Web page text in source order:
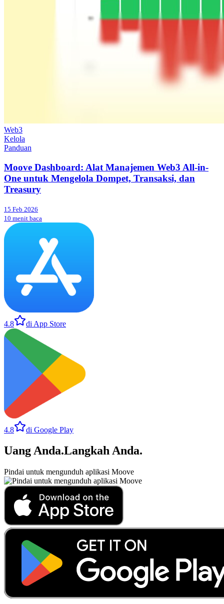
Web3
Kelola
Panduan
Moove Dashboard: Alat Manajemen Web3 All-in-
One untuk Mengelola Dompet, Transaksi, dan
Treasury
15 Feb 2026
10 menit baca
4.8 di App Store
4.8 di Google Play
Uang Anda.Langkah Anda.
Pindai untuk mengunduh aplikasi Moove